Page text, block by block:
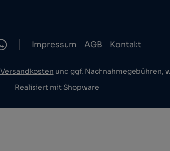
Impressum AGB Kontakt
Versandkosten und ggf. Nachnahmegebühren,
Realisiert mit Shopware